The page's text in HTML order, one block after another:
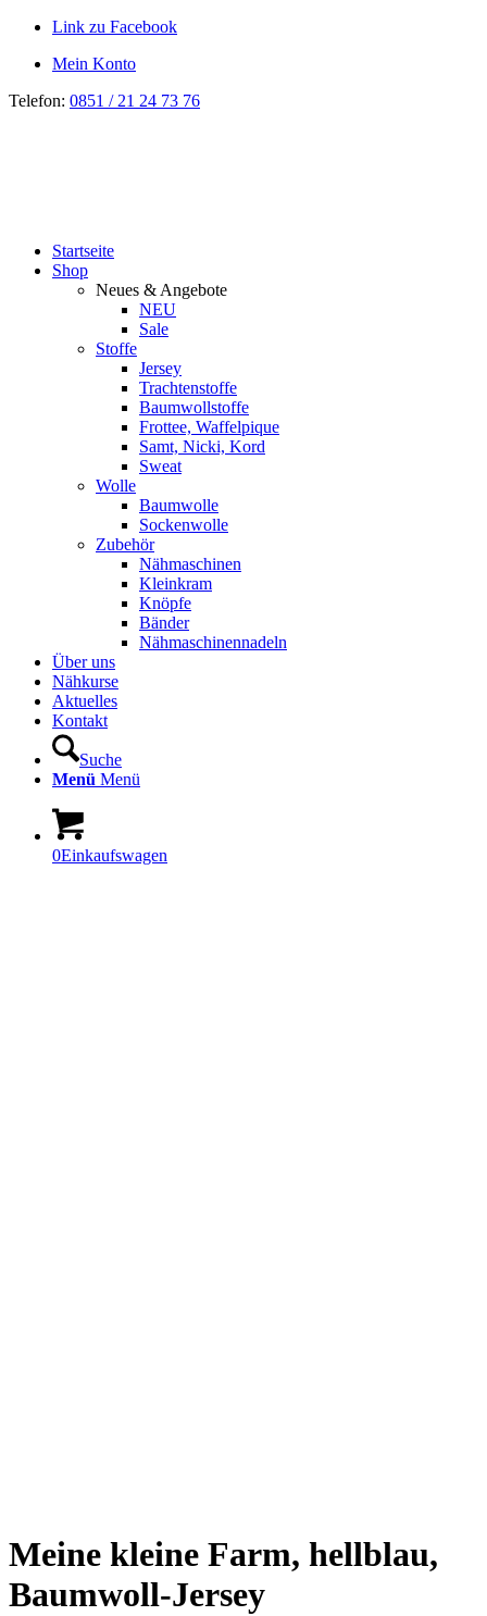
Link zu Facebook
Mein Konto
Telefon: 0851 / 21 24 73 76
Startseite
Shop
Neues & Angebote
NEU
Sale
Stoffe
Jersey
Trachtenstoffe
Baumwollstoffe
Frottee, Waffelpique
Samt, Nicki, Kord
Sweat
Wolle
Baumwolle
Sockenwolle
Zubehör
Nähmaschinen
Kleinkram
Knöpfe
Bänder
Nähmaschinennadeln
Über uns
Nähkurse
Aktuelles
Kontakt
Suche
Menü Menü
0Einkaufswagen
Meine kleine Farm, hellblau,
Baumwoll-Jersey